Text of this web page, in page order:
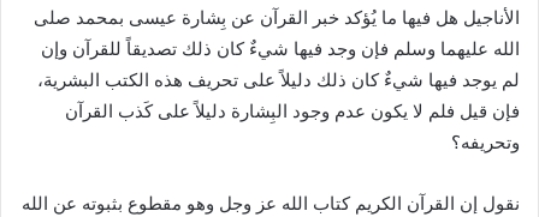
الأناجيل هل فيها ما يُؤكد خبر القرآن عن بِشارة عيسى بمحمد صلى
الله عليهما وسلم فإن وجد فيها شيءٌ كان ذلك تصديقاً للقرآن وإن
لم يوجد فيها شيءٌ كان ذلك دليلاً على تحريف هذه الكتب البشرية،
فإن قيل فلم لا يكون عدم وجود البِشارة دليلاً على كَذب القرآن
وتحريفه؟
نقول إن القرآن الكريم كتاب الله عز وجل وهو مقطوع بثبوته عن الله